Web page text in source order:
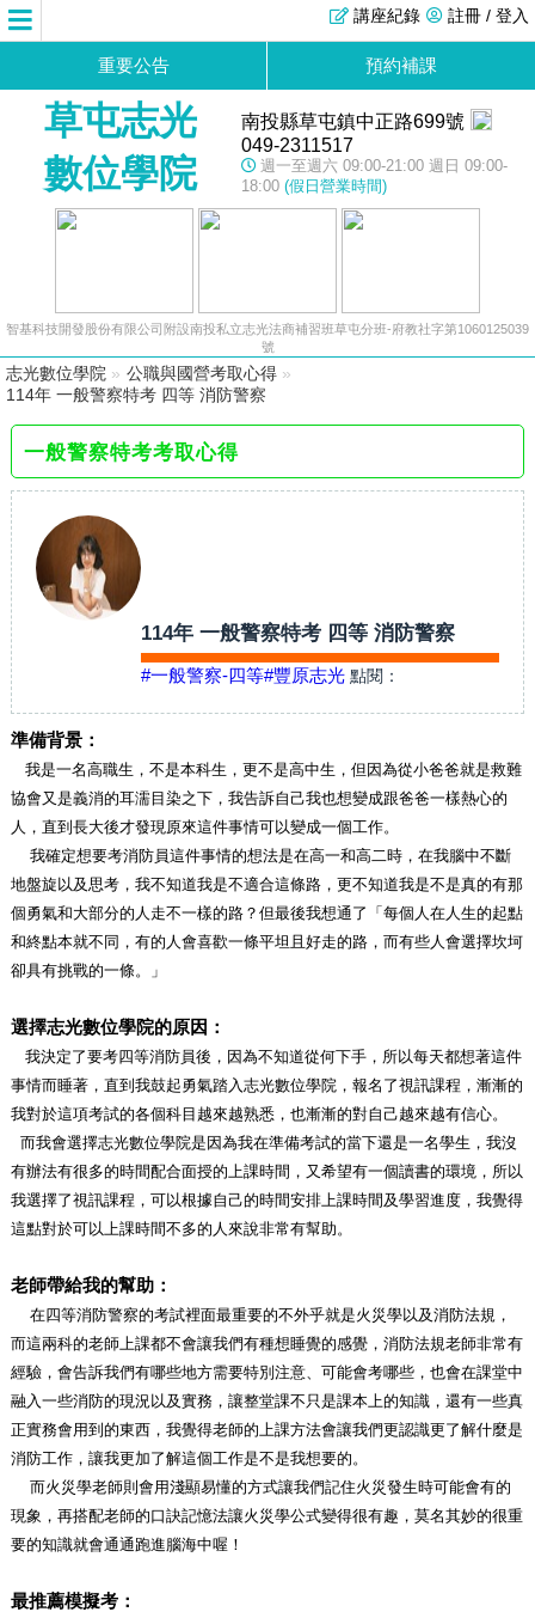
註冊 / 登入
講座紀錄
重要公告 預約補課
草屯志光
數位學院
南投縣草屯鎮中正路699號
049-2311517
週一至週六 09:00-21:00 週日 09:00-
18:00 (假日營業時間)
智基科技開發股份有限公司附設南投私立志光法商補習班草屯分班-府教社字第1060125039
號
志光數位學院 » 公職與國營考取心得 »
114年 一般警察特考 四等 消防警察
一般警察特考考取心得
114年 一般警察特考 四等 消防警察
#一般警察-四等#豐原志光 點閱：
準備背景：
我是一名高職生，不是本科生，更不是高中生，但因為從小爸爸就是救難
協會又是義消的耳濡目染之下，我告訴自己我也想變成跟爸爸一樣熱心的
人，直到長大後才發現原來這件事情可以變成一個工作。
我確定想要考消防員這件事情的想法是在高一和高二時，在我腦中不斷
地盤旋以及思考，我不知道我是不適合這條路，更不知道我是不是真的有那
個勇氣和大部分的人走不一樣的路？但最後我想通了「每個人在人生的起點
和終點本就不同，有的人會喜歡一條平坦且好走的路，而有些人會選擇坎坷
卻具有挑戰的一條。」
選擇志光數位學院的原因：
我決定了要考四等消防員後，因為不知道從何下手，所以每天都想著這件
事情而睡著，直到我鼓起勇氣踏入志光數位學院，報名了視訊課程，漸漸的
我對於這項考試的各個科目越來越熟悉，也漸漸的對自己越來越有信心。
而我會選擇志光數位學院是因為我在準備考試的當下還是一名學生，我沒
有辦法有很多的時間配合面授的上課時間，又希望有一個讀書的環境，所以
我選擇了視訊課程，可以根據自己的時間安排上課時間及學習進度，我覺得
這點對於可以上課時間不多的人來說非常有幫助。
老師帶給我的幫助：
在四等消防警察的考試裡面最重要的不外乎就是火災學以及消防法規，
而這兩科的老師上課都不會讓我們有種想睡覺的感覺，消防法規老師非常有
經驗， 會告訴我們有哪些地方需要特別注意、可能會考哪些，也會在課堂中
融入一些消防的現況以及實務，讓整堂課不只是課本上的知識，還有一些真
正實務會用到的東西，我覺得老師的上課方法會讓我們更認識更了解什麼是
消防工作，讓我更加了解這個工作是不是我想要的。
而火災學老師則會用淺顯易懂的方式讓我們記住火災發生時可能會有的
現象，再搭配老師的口訣記憶法讓火災學公式變得很有趣，莫名其妙的很重
要的知識就會通通跑進腦海中喔！
最推薦模擬考：